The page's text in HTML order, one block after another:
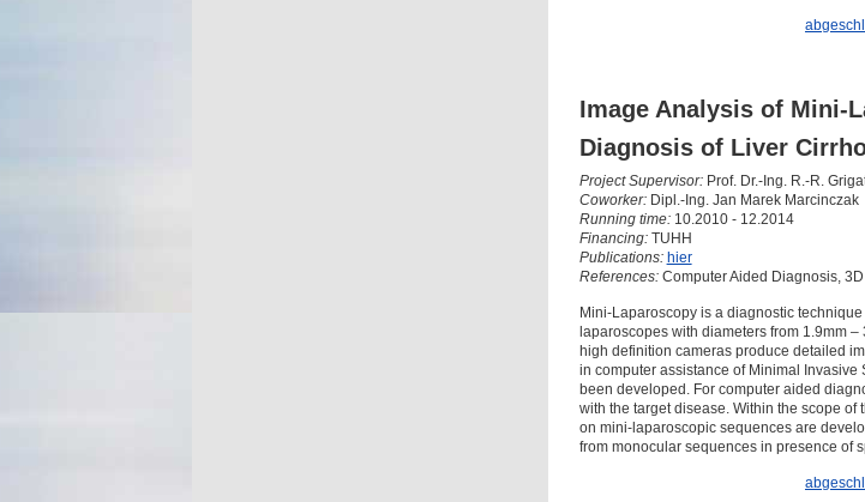
Image Analysis of Mini-
Diagnosis of Liver
Project Supervisor: Prof. Dr.-Ing. R.-R.
Coworker: Dipl.-Ing. Jan Marek Marcinczak
Running time: 10.2010 - 12.2014
Financing: TUHH
Publications: hier
References: Computer Aided Diagnosis,
Mini-Laparoscopy is a diagnostic
laparoscopes with diameters from 1.9mm
high definition cameras produce detailed
in computer assistance of Minimal
been developed. For computer aided
with the target disease. Within the scope
on mini-laparoscopic sequences are
from monocular sequences in presence of